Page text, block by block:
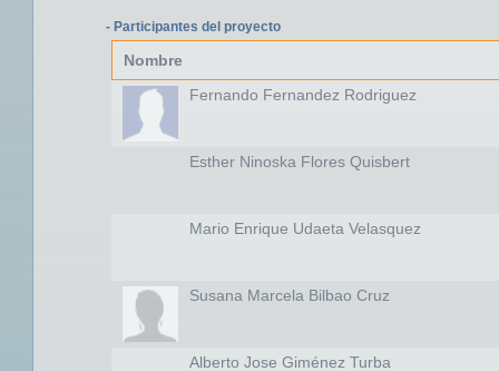
- Participantes del proyecto
Nombre
Fernando Fernandez Rodriguez
Esther Ninoska Flores Quisbert
Mario Enrique Udaeta Velasquez
Susana Marcela Bilbao Cruz
Alberto Jose Giménez Turba